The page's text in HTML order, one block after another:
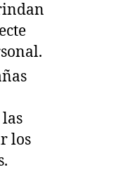
los